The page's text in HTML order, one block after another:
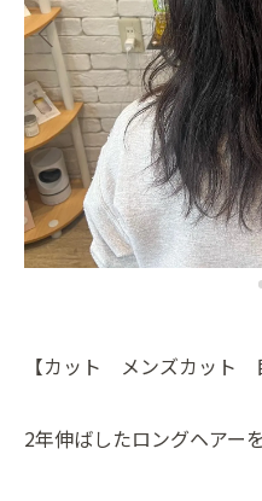
【カット メンズカット
2年伸ばしたロングヘアー